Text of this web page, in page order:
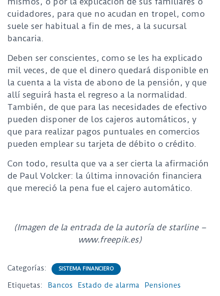
cuidadores, para que no acudan en tropel, como
suele ser habitual a fin de mes, a la sucursal
bancaria.
Deben ser conscientes, como se les ha explicado
mil veces, de que el dinero quedará disponible en
la cuenta a la vista de abono de la pensión, y que
allí seguirá hasta el regreso a la normalidad.
También, de que para las necesidades de efectivo
pueden disponer de los cajeros automáticos, y
que para realizar pagos puntuales en comercios
pueden emplear su tarjeta de débito o crédito.
Con todo, resulta que va a ser cierta la afirmación
de Paul Volcker: la última innovación financiera
que mereció la pena fue el cajero automático.
(Imagen de la entrada de la autoría de starline –
www.freepik.es)
Categorías: SISTEMA FINANCIERO
Etiquetas: Bancos Estado de alarma
Pensiones